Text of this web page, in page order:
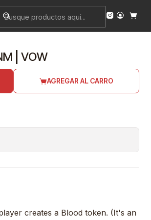
| VOW
AGREGAR AL CARRO
creates a Blood token. (It's an